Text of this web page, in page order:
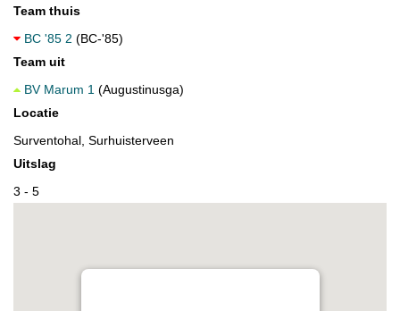
Team thuis
BC '85 2 (BC-'85)
Team uit
BV Marum 1 (Augustinusga)
Locatie
Surventohal, Surhuisterveen
Uitslag
3 - 5